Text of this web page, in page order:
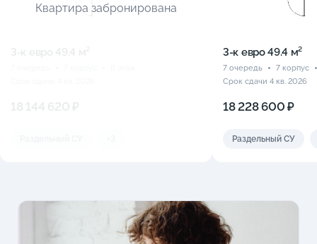
Квартира забронирована
3-к eвро 49.4 м²
7 очередь
7 корпус
Срок сдачи 4 кв. 2026
18 228 600 ₽
Раздельный СУ